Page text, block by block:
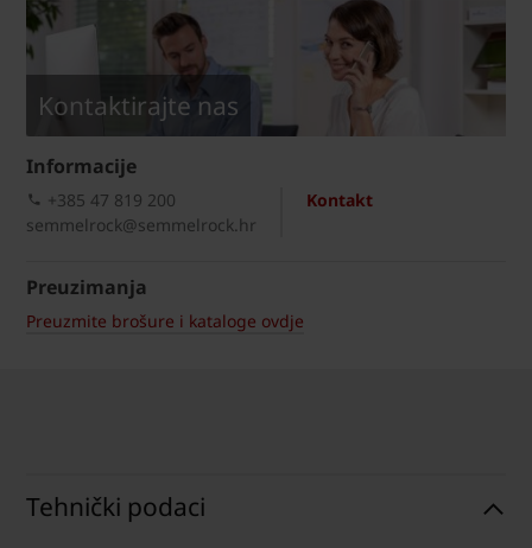
Kontaktirajte nas
Informacije
Kontakt
+385 47 819 200​
semmelrock@semmelrock.hr
Preuzimanja
Preuzmite brošure i kataloge ovdje
Tehnički podaci